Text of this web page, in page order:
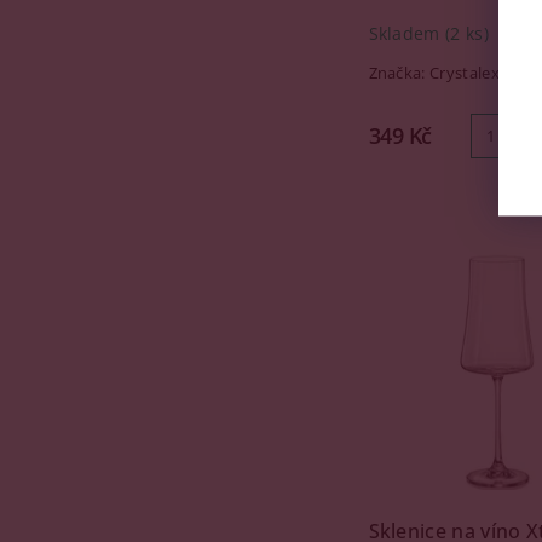
Skladem (2 ks)
Značka: Crystalex
349 Kč
Sklenice na víno